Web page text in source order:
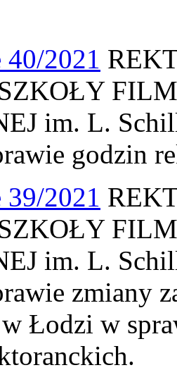
40/2021
im. L.
godzin
39/2021
im. L.
zmiany
Łodzi w